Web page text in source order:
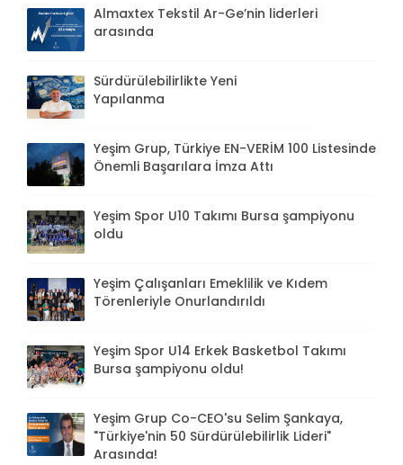
Almaxtex Tekstil Ar-Ge’nin liderleri
arasında
Sürdürülebilirlikte Yeni
Yapılanma
Yeşim Grup, Türkiye EN-VERİM 100 Listesinde
Önemli Başarılara İmza Attı
Yeşim Spor U10 Takımı Bursa şampiyonu
oldu
Yeşim Çalışanları Emeklilik ve Kıdem
Törenleriyle Onurlandırıldı
Yeşim Spor U14 Erkek Basketbol Takımı
Bursa şampiyonu oldu!
Yeşim Grup Co-CEO'su Selim Şankaya,
"Türkiye'nin 50 Sürdürülebilirlik Lideri"
Arasında!